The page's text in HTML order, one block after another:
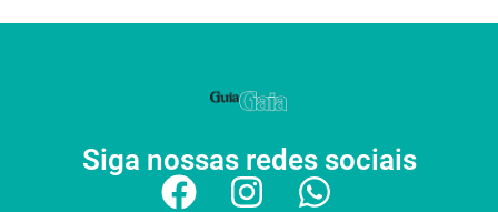
Siga nossas redes sociais